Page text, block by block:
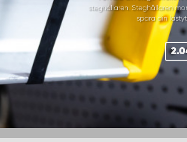
steghållaren. Steghållaren
spara din